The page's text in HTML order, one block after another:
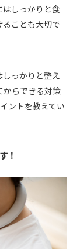
しっかりと食
ことも大切で
っかりと整え
からできる対策
ントを教えてい
！